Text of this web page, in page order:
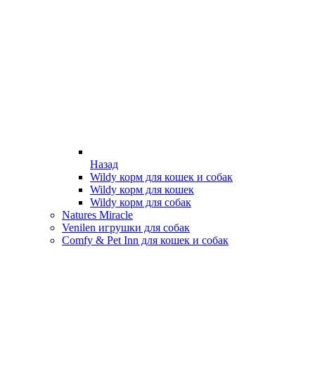
Назад
Wildy корм для кошек и собак
Wildy корм для кошек
Wildy корм для собак
Natures Miracle
Venilen игрушки для собак
Comfy & Pet Inn для кошек и собак